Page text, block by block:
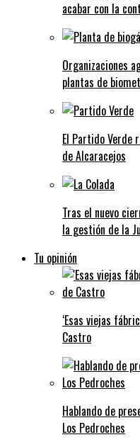
acabar con la
Organizaciones
plantas de
El Partido Verde
de Alcaracejos
Tras el nuevo
la gestión de la
Tu opinión
‘Esas viejas
Castro
Hablando de
Los Pedroches